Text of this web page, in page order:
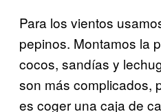
Para los vientos
pepinos. Montamos la
cocos, sandías y
son más complicados,
es coger una caja de